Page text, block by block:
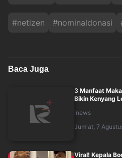
#netizen #nominaldonasi
Baca Juga
3 Manfaat
Bikin Kenyang
inews
Jum'at, 7
Viral! Kepala